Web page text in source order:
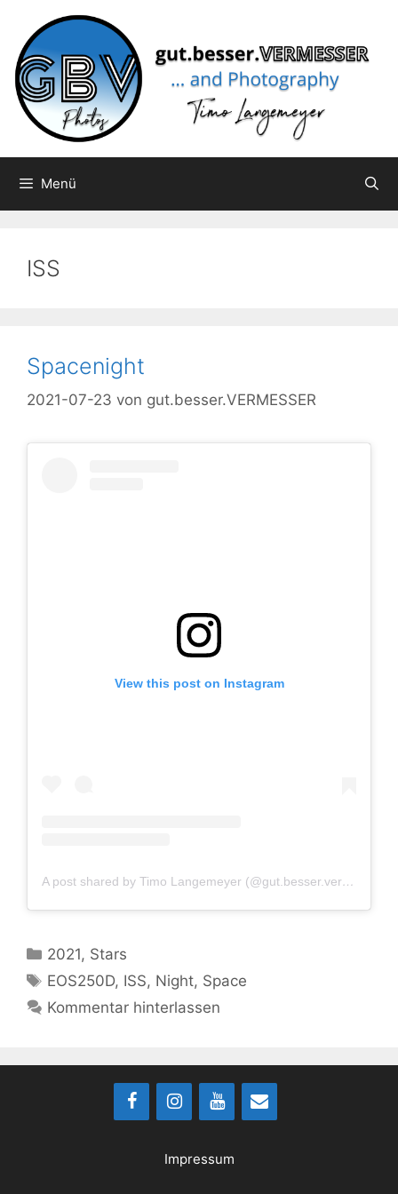
Inhalt
springen
Menü
ISS
Spacenight
2021-07-23 von gut.besser.VERMESSER
View this post on Instagram
A post shared by Timo Langemeyer (@gut.besser.vermesser)
Kategorien
2021, Stars
Schlagwörter
EOS250D, ISS, Night, Space
Kommentar hinterlassen
Impressum